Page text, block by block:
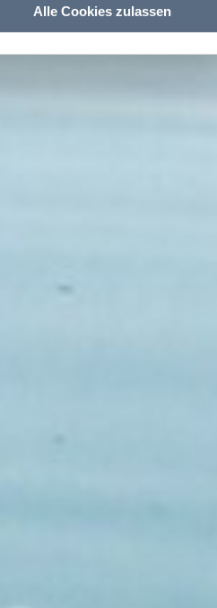
Alle Cookies zulassen